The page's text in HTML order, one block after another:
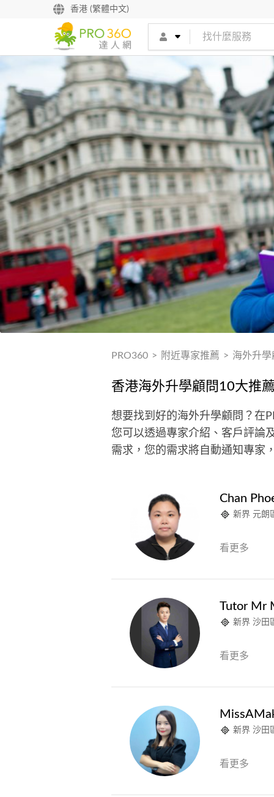
香港 (繁體中文)
PRO360 > 附近專家推薦 > 海外升學
香港海外升學顧問10大推薦
想要找到好的海外升學顧問？在
您可以透過專家介紹、客戶評論
需求，您的需求將自動通知專家
Chan
新界 元朗
看更多
Tutor Mr
新界 沙田
看更多
新界 沙田
看更多